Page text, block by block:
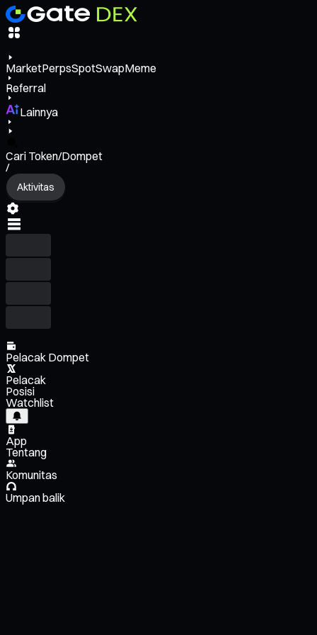
MarketPerpsSpotSwapMeme
Referral
Lainnya
Cari Token/Dompet
/
Aktivitas
Pelacak Dompet
Pelacak
Posisi
Watchlist
App
Tentang
Komunitas
Umpan balik